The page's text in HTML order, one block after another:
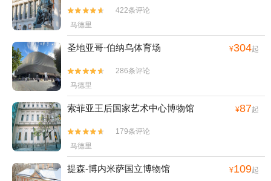


422条评论
马德里
圣地亚哥·伯纳乌体育场 ¥304起


286条评论
马德里
索菲亚王后国家艺术中心博物馆 ¥87起


179条评论
马德里
提森-博内米萨国立博物馆 ¥109起